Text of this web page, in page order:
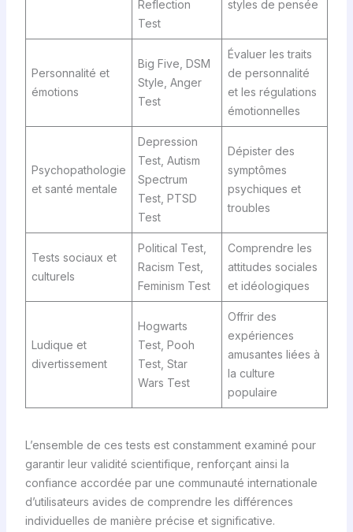
Reflection
Test
styles de pensée
Personnalité et
émotions
Big Five, DSM
Style, Anger
Test
Évaluer les traits
de personnalité
et les régulations
émotionnelles
Psychopathologie
et santé mentale
Depression
Test, Autism
Spectrum
Test, PTSD
Test
Dépister des
symptômes
psychiques et
troubles
Tests sociaux et
culturels
Political Test,
Racism Test,
Feminism Test
Comprendre les
attitudes sociales
et idéologiques
Ludique et
divertissement
Hogwarts
Test, Pooh
Test, Star
Wars Test
Offrir des
expériences
amusantes liées à
la culture
populaire
L’ensemble de ces tests est constamment examiné pour
garantir leur validité scientifique, renforçant ainsi la
confiance accordée par une communauté internationale
d’utilisateurs avides de comprendre les différences
individuelles de manière précise et significative.